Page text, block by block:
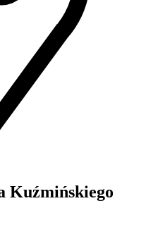
Kuźmińskiego